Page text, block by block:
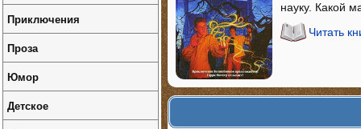
науку. Какой
Читать
Приключения
Проза
Юмор
Детское